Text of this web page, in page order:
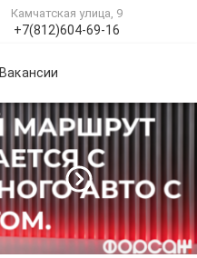
+7(812)604-69-16
Камчатская улица, 9
Вакансии